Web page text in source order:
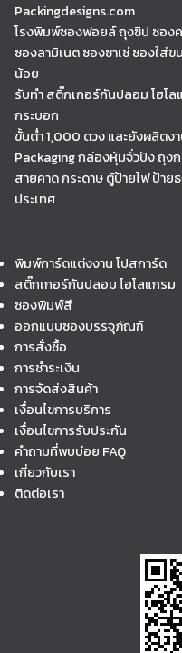
Packingdesigns.com
โรงพิมพ์ซองฟอยล์ ถุงซิป ซอง
ซองลามิเนต ซองซาเช่ ซองใ
น้อย
รับทำ สติ๊กเกอร์กันปลอม โฮโ
กระบอก
ขั้นต่ำ 1,000 ดวง และยังผลิต
Packaging กล่องหุ้มจั่วปัง ถุง
สายคาด กระดาษ ตู้ป้ายไฟ ป้
ประเทศ
พิมพ์การ์ดแต่งงาน โปสการ์ด
สติ๊กเกอร์กันปลอม โฮโลแกรม
ซองพิมพ์สี
ออกแบบซองบรรจุภัณฑ์
การสั่งซื้อ
การชำระเงิน
การจัดส่งสินค้า
เงื่อนไขการบริการ
เงื่อนไขการรับประกัน
คำถามที่พบบ่อย FAQ
เกี่ยวกับเรา
ติดต่อเรา